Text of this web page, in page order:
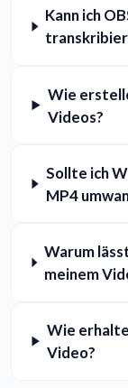
Kann ich
Wie
Videos?
Sollte ich
MP4
Warum
meinem
Wie
Video?